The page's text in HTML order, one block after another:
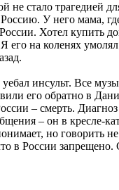
не стало трагедией
У него мама,
Хотел купить
его на коленях умолял
инсульт. Все
его обратно в
– смерть. Диагноз
– он в кресле-
но говорить
в России запрещено.